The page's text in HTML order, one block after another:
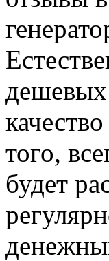
дешевых
того,
будет